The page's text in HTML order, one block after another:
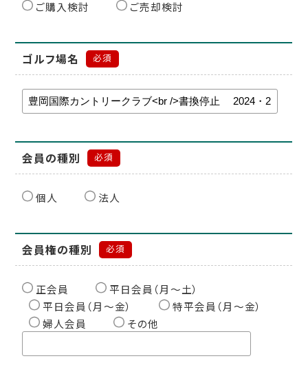
ご購入検討 ご売却検討
ゴルフ場名 必須
会員の種別 必須
個人 法人
会員権の種別 必須
正会員
平日会員（月〜土）
平日会員（月〜金）
特平会員（月〜金）
婦人会員
その他